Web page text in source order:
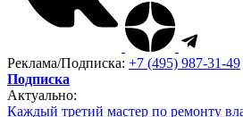
Реклама/Подписка: +7 (495) 987-31-49
Подписка
Актуально:
Каждый третий мастер по ремонту